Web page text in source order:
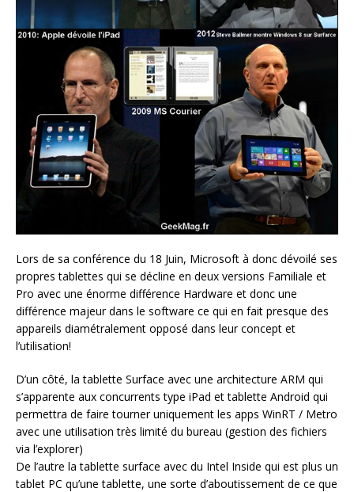
Lors de sa conférence du 18 Juin, Microsoft à donc dévoilé ses
propres tablettes qui se décline en deux versions Familiale et
Pro avec une énorme différence Hardware et donc une
différence majeur dans le software ce qui en fait presque des
appareils diamétralement opposé dans leur concept et
l’utilisation!
D’un côté, la tablette Surface avec une architecture ARM qui
s’apparente aux concurrents type iPad et tablette Android qui
permettra de faire tourner uniquement les apps WinRT / Metro
avec une utilisation très limité du bureau (gestion des fichiers
via l’explorer)
De l’autre la tablette surface avec du Intel Inside qui est plus un
tablet PC qu’une tablette, une sorte d’aboutissement de ce que